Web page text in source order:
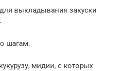
выкладывания закуски
шагам.
мидии, с которых